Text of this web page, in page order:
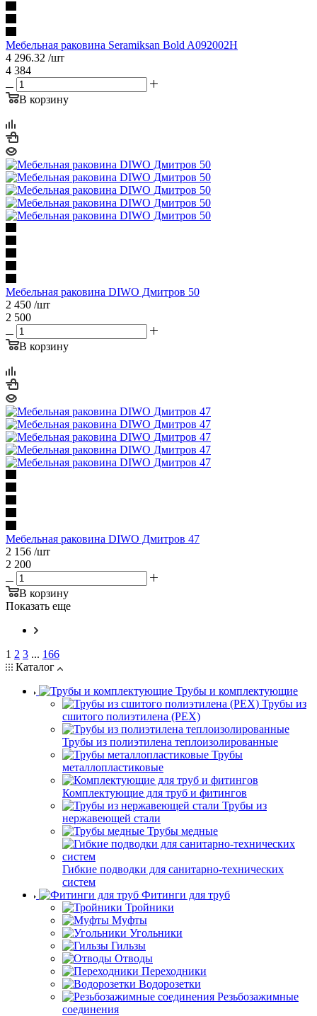
Мебельная раковина Seramiksan Bold A092002H
4 296.32 /шт
4 384
В корзину
Мебельная раковина DIWO Дмитров 50
2 450 /шт
2 500
В корзину
Мебельная раковина DIWO Дмитров 47
2 156 /шт
2 200
В корзину
Показать еще
1 2 3 ... 166
Каталог
Трубы и комплектующие
Трубы из
сшитого полиэтилена (PEX)
Трубы из полиэтилена теплоизолированные
Трубы
металлопластиковые
Комплектующие для труб и фитингов
Трубы из
нержавеющей стали
Трубы медные
Гибкие подводки для санитарно-технических
систем
Фитинги для труб
Тройники
Муфты
Угольники
Гильзы
Отводы
Переходники
Водорозетки
Резьбозажимные
соединения